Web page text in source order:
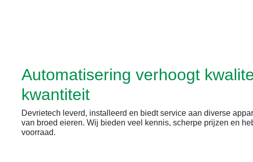
Automatisering verhoogt
kwantiteit
Devrietech leverd, installeerd en biedt service aan diverse
van broed eieren. Wij bieden veel kennis, scherpe prijzen en
voorraad.